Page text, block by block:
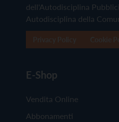
dell'Autodisciplina
Autodisciplina della
E-Shop
Vendita Online
Abbonamenti